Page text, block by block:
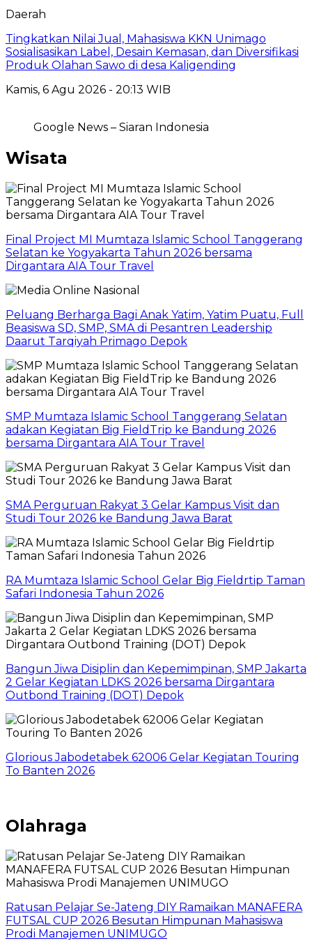
Daerah
Tingkatkan Nilai Jual, Mahasiswa KKN Unimago
Sosialisasikan Label, Desain Kemasan, dan Diversifikasi
Produk Olahan Sawo di desa Kaligending
Kamis, 6 Agu 2026 - 20:13 WIB
Google News – Siaran Indonesia
Wisata
Final Project MI Mumtaza Islamic School Tanggerang
Selatan ke Yogyakarta Tahun 2026 bersama
Dirgantara AIA Tour Travel
Peluang Berharga Bagi Anak Yatim, Yatim Puatu, Full
Beasiswa SD, SMP, SMA di Pesantren Leadership
Daarut Tarqiyah Primago Depok
SMP Mumtaza Islamic School Tanggerang Selatan
adakan Kegiatan Big FieldTrip ke Bandung 2026
bersama Dirgantara AIA Tour Travel
SMA Perguruan Rakyat 3 Gelar Kampus Visit dan
Studi Tour 2026 ke Bandung Jawa Barat
RA Mumtaza Islamic School Gelar Big Fieldrtip Taman
Safari Indonesia Tahun 2026
Bangun Jiwa Disiplin dan Kepemimpinan, SMP Jakarta
2 Gelar Kegiatan LDKS 2026 bersama Dirgantara
Outbond Training (DOT) Depok
Glorious Jabodetabek 62006 Gelar Kegiatan Touring
To Banten 2026
Olahraga
Ratusan Pelajar Se-Jateng DIY Ramaikan MANAFERA
FUTSAL CUP 2026 Besutan Himpunan Mahasiswa
Prodi Manajemen UNIMUGO